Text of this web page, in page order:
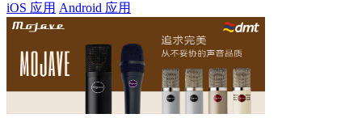
iOS 应用 Android 应用